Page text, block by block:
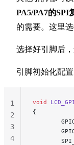
PA5/PA7的SPI
的需要。这里
选择好引脚后
引脚初始化配置
void
{
1
2
3
4